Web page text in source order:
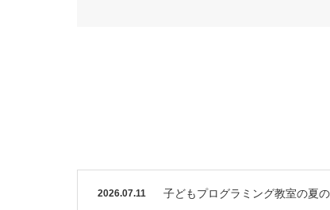
2026.07.11 子どもプログラミング教室の夏